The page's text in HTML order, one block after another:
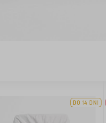
DO 14 DNI